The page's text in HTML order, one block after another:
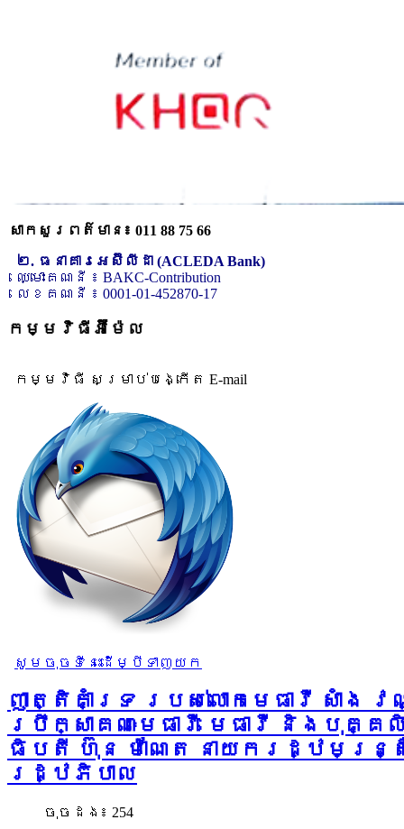
សាកសួរពត៌មាន៖ 011 88 75 66
២. ធនាគារអេស៊ីលីដា (ACLEDA Bank)
ឈ្មោះគណនី ៖ BAKC-Contribution
លេខគណនី ៖ 0001-01-452870-17
កម្មវិធីអ៊ីម៉ែល
កម្មវិធី សម្រាប់បង្កើត E-mail
សូមចុចទីនេះដើម្បីទាញយក
ញាត្តិគាំទ្រ របស់លោកមេធាវី សាំង វ
ប្រឹក្សាគណៈមេធាវី មេធាវី និងបុគ្
ធិបតី ហ៊ុន ម៉ាណែត នាយករដ្ឋមន្ត្រី
រដ្ឋភិបាល
ចុច​ដង៖ 254